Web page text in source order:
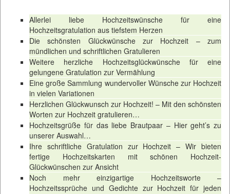
Allerlei liebe Hochzeitswünsche für eine
Hochzeitsgratulation aus tiefstem Herzen
Die schönsten Glückwünsche zur Hochzeit – zum
mündlichen und schriftlichen Gratulieren
Weitere herzliche Hochzeitsglückwünsche für eine
gelungene Gratulation zur Vermählung
Eine große Sammlung wundervoller Wünsche zur Hochzeit
in vielen Variationen
Herzlichen Glückwunsch zur Hochzeit! – Mit den schönsten
Worten zur Hochzeit gratulieren…
Hochzeitsgrüße für das liebe Brautpaar – Hier geht’s zu
unserer Auswahl…
Ihre schriftliche Gratulation zur Hochzeit – Wir bieten
fertige Hochzeitskarten mit schönen Hochzeit-
Glückwünschen zur Ansicht
Noch mehr einzigartige Hochzeitsworte –
Hochzeitssprüche und Gedichte zur Hochzeit für jeden